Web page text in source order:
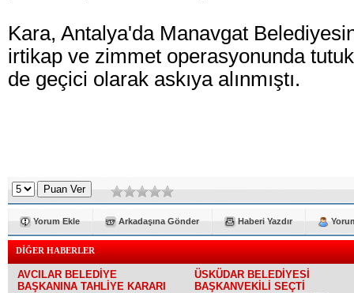
Kara, Antalya'da Manavgat
irtikap ve zimmet operasyonunda
de geçici olarak askıya alınmıştı.
Yorum Ekle Arkadaşına Gönder Haberi Yazdır
DİĞER HABERLER
AVCILAR BELEDİYE
BAŞKANINA TAHLİYE KARARI
ÜSKÜDAR BELEDİYESİ
BAŞKANVEKİLİ SEÇTİ